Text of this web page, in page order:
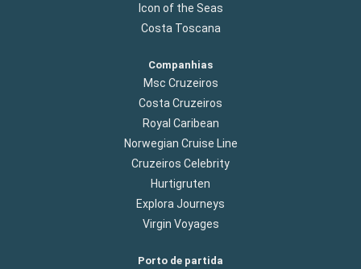
Icon of the Seas
Costa Toscana
Companhias
Msc Cruzeiros
Costa Cruzeiros
Royal Caribean
Norwegian Cruise Line
Cruzeiros Celebrity
Hurtigruten
Explora Journeys
Virgin Voyages
Porto de partida